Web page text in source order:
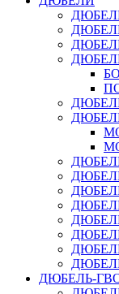
ДЮБЕЛЬ-